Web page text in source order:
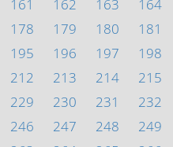
161 162 163 164
178 179 180 181
195 196 197 198
212 213 214 215
229 230 231 232
246 247 248 249